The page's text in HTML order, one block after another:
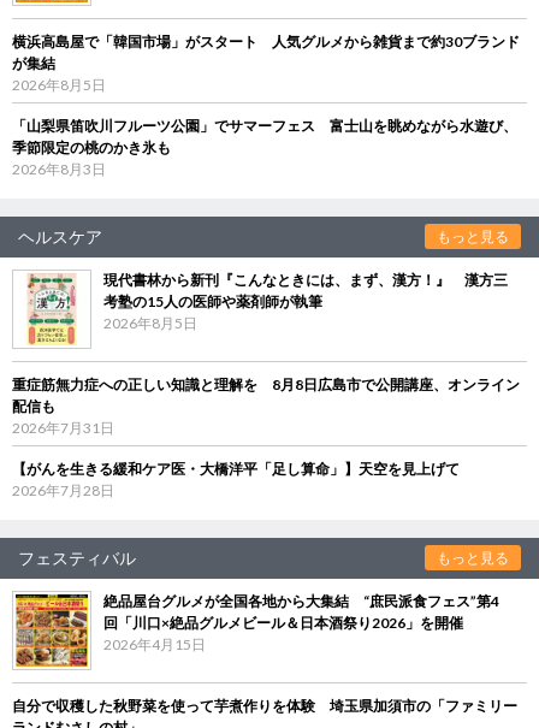
横浜高島屋で「韓国市場」がスタート 人気グルメから雑貨まで約30ブランド
が集結
2026年8月5日
「山梨県笛吹川フルーツ公園」でサマーフェス 富士山を眺めながら水遊び、
季節限定の桃のかき氷も
2026年8月3日
ヘルスケア もっと見る
現代書林から新刊『こんなときには、まず、漢方！』 漢方三
考塾の15人の医師や薬剤師が執筆
2026年8月5日
重症筋無力症への正しい知識と理解を 8月8日広島市で公開講座、オンライン
配信も
2026年7月31日
【がんを生きる緩和ケア医・大橋洋平「足し算命」】天空を見上げて
2026年7月28日
フェスティバル もっと見る
絶品屋台グルメが全国各地から大集結 “庶民派食フェス”第4
回「川口×絶品グルメビール＆日本酒祭り2026」を開催
2026年4月15日
自分で収穫した秋野菜を使って芋煮作りを体験 埼玉県加須市の「ファミリー